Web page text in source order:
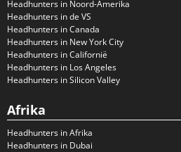
Headhunters in Noord-Amerika
Headhunters in de VS
Headhunters in Canada
Headhunters in New York City
Headhunters in Californië
Headhunters in Los Angeles
Headhunters in Silicon Valley
Afrika
Headhunters in Afrika
Headhunters in Dubai